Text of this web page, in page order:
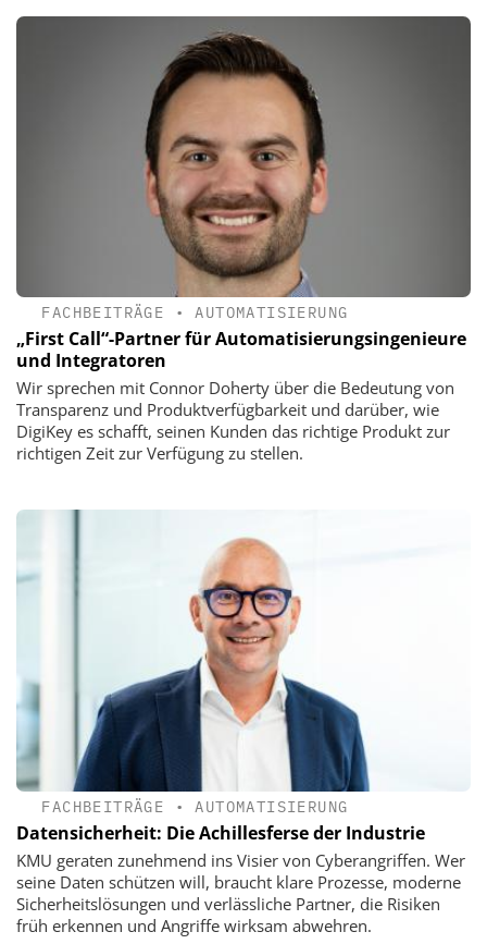
FACHBEITRÄGE •AUTOMATISIERUNG
„First Call“-Partner für ­Automatisierungsingenieure
und Integratoren
Wir sprechen mit Connor Doherty über die Bedeutung von
Transparenz und Produktverfügbarkeit und darüber, wie
DigiKey es schafft, seinen Kunden das richtige Produkt zur
richtigen Zeit zur Verfügung zu stellen.
FACHBEITRÄGE •AUTOMATISIERUNG
Datensicherheit: Die Achillesferse der Industrie
KMU geraten zunehmend ins Visier von Cyberangriffen. Wer
seine Daten schützen will, braucht klare Prozesse, moderne
Sicherheitslösungen und ­verlässliche Partner, die Risiken
früh erkennen und Angriffe wirksam abwehren.